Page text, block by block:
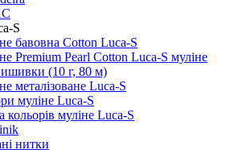
S
бавовна Cotton Luca-S
Premium Pearl Cotton Luca-S муліне
(10 г, 80 м)
металізоване Luca-S
муліне Luca-S
кольорів муліне Luca-S
нитки